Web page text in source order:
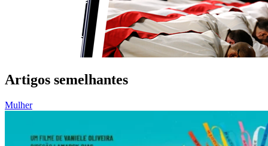
Artigos semelhantes
Mulher